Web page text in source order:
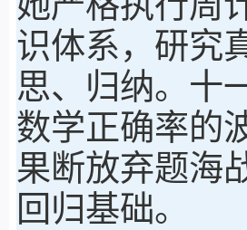
识体系，研究
思、归纳。十
数学正确率的
果断放弃题海
回归基础。